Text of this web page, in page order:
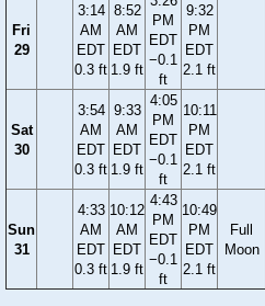
Fri
29
3:14
AM
EDT
0.3 ft
8:52
AM
EDT
1.9 ft
PM
EDT
−0.1
ft
9:32
PM
EDT
2.1 ft
Sat
30
3:54
AM
EDT
0.3 ft
9:33
AM
EDT
1.9 ft
4:05
PM
EDT
−0.1
ft
10:11
PM
EDT
2.1 ft
Sun
31
4:33
AM
EDT
0.3 ft
10:12
AM
EDT
1.9 ft
4:43
PM
EDT
−0.1
ft
10:49
PM
EDT
2.1 ft
Full
Moon